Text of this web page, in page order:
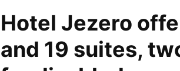
Hotel Jezero
and 19 suites,